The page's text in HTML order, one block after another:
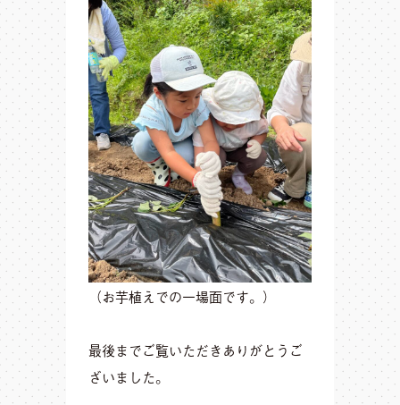
（お芋植えでの一場面です。）
最後までご覧いただきありがとうご
ざいました。